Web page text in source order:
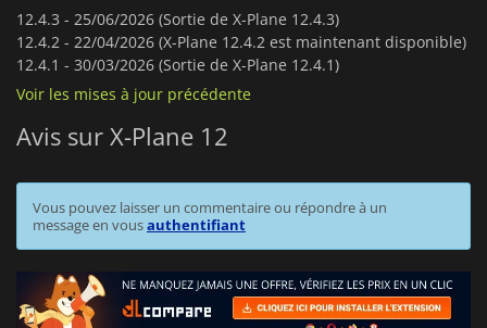
12.4.3 - 25/06/2026 (Sortie de X-Plane 12.4.3)
12.4.2 - 22/04/2026 (X-Plane 12.4.2 est maintenant disponible)
12.4.1 - 30/03/2026 (Sortie de X-Plane 12.4.1)
Voir les mises à jour précédente
Avis sur X-Plane 12
Vous pouvez laisser un commentaire ou répondre à un
message en vousauthentifiant